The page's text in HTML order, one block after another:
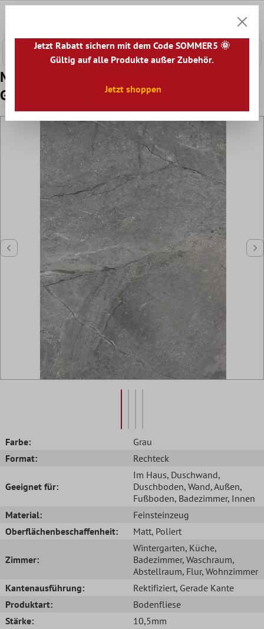
Muster Bodenfliese Noiron Matt Poliert
Grau 60x120cm
Farbe:
Grau
Format:
Rechteck
Geeignet für:
Im Haus, Duschwand,
Duschboden, Wand, Außen,
Fußboden, Badezimmer, Innen
Material:
Feinsteinzeug
Oberflächenbeschaffenheit:
Matt, Poliert
Zimmer:
Wintergarten, Küche,
Badezimmer, Waschraum,
Abstellraum, Flur, Wohnzimmer
Kantenausführung:
Rektifiziert, Gerade Kante
Produktart:
Bodenfliese
Stärke:
10,5mm
Jetzt Rabatt sichern mit dem Code SOMMER5 🌞
Gültig auf alle Produkte außer Zubehör.
Jetzt shoppen